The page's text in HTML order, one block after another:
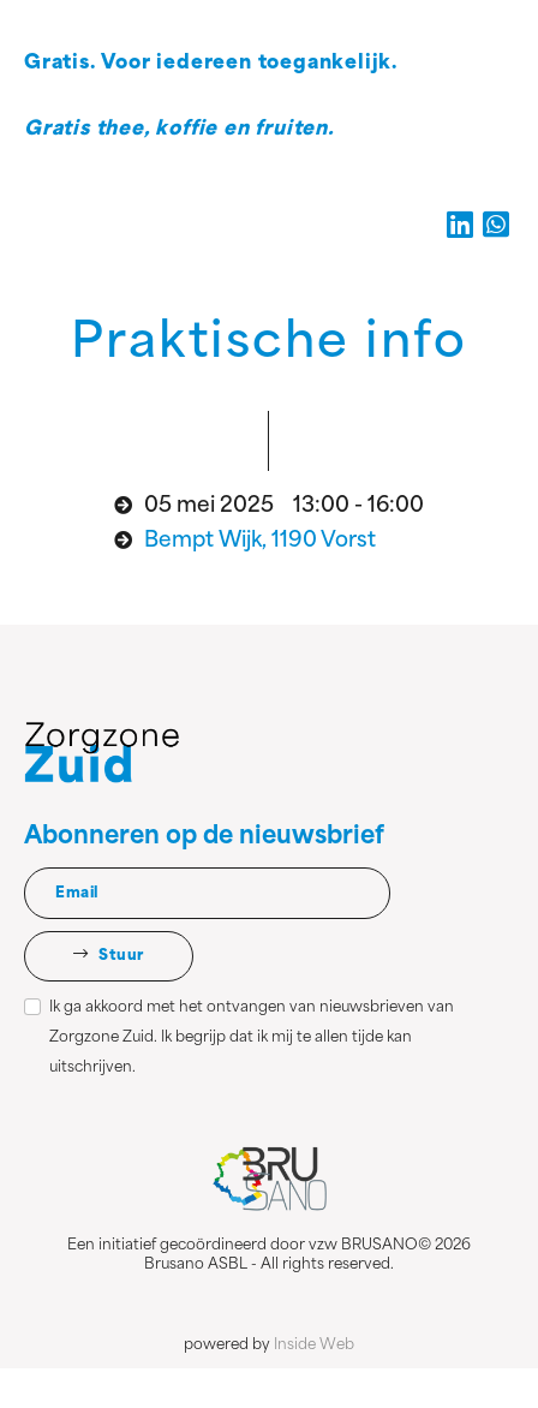
Gratis. Voor iedereen toegankelijk.
Gratis thee, koffie en fruiten.
Praktische info
05 mei 2025 13:00 - 16:00
Bempt Wijk, 1190 Vorst
Abonneren op de nieuwsbrief
Stuur
Ik ga akkoord met het ontvangen van nieuwsbrieven van
Zorgzone Zuid. Ik begrijp dat ik mij te allen tijde kan
uitschrijven.
Een initiatief gecoördineerd door vzw BRUSANO© 2026
Brusano ASBL - All rights reserved.
powered by Inside Web